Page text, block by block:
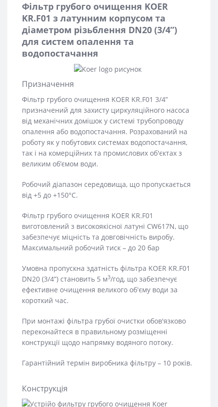
Фільтр грубого очищення KOER
KR.F01 з латунним корпусом та
діаметром різьблення DN20 (3/4”)
для систем опалення та
водопостачання
Призначення
Фільтр грубого очищення KOER KR.F01 3/4”
призначений для захисту циркуляційного насоса
від механічних домішок у системі трубопроводу
опалення або водопостачання. Розрахований на
роботу як у побутових системах водопостачання,
так і на комерційних та промислових об'єктах з
великим обʼємом води.
Робочий діапазон середовища, що пропускається
від +5 до +150°С.
Фільтр грубого очищення KOER KR.F01
виготовлений з високоякісної латуні CW617N, що
забезпечує міцність та довговічність виробу.
Максимальний робочий тиск – до 20 бар
Умовна пропускна здатність фільтра KOER KR.F01
DN20 (3/4”) становить 5 м3/год, що забезпечує
ефективне очищення великого об'єму води за
короткий час.
При монтажі фільтра грубої очистки обов'язково
переконайтеся в правильному розміщенні
конструкції щодо напрямку водяного потоку.
Гарантійний термін виробника фільтру – 10 років.
Конструкція